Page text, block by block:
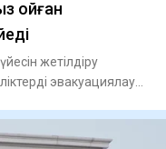
қойған
жетілдіру
эвакуациялау